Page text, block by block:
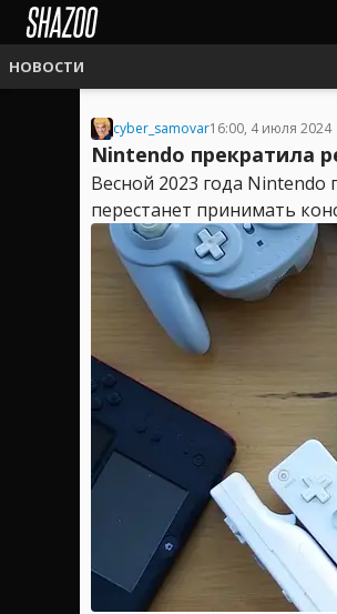
НОВОСТИ
cyber_samovar16:00, 4 июля 2024
Nintendo прекратила
Весной 2023 года
перестанет принимать